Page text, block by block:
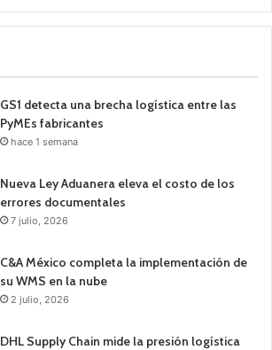
GS1 detecta una brecha logística entre las
PyMEs fabricantes
hace 1 semana
Nueva Ley Aduanera eleva el costo de los
errores documentales
7 julio, 2026
C&A México completa la implementación de
su WMS en la nube
2 julio, 2026
DHL Supply Chain mide la presión logística